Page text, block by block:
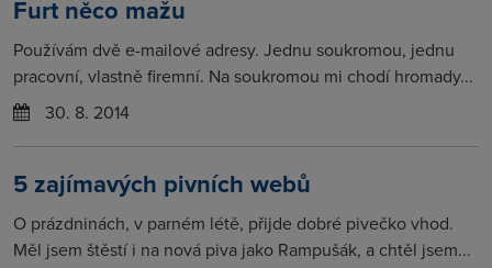
Furt něco mažu
Používám dvě e-mailové adresy. Jednu soukromou, jednu
pracovní, vlastně firemní. Na soukromou mi chodí hromady...
30. 8. 2014
5 zajímavých pivních webů
O prázdninách, v parném létě, přijde dobré pivečko vhod.
Měl jsem štěstí i na nová piva jako Rampušák, a chtěl jsem...